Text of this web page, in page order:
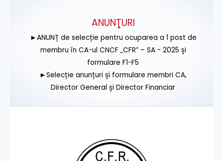
ANUNŢURI
►ANUNȚ de selecție pentru ocuparea a 1 post de
membru în CA-ul CNCF „CFR” – SA - 2025 și
formulare F1-F5
►Selecție anunțuri și formulare membri CA,
Director General și Director Financiar